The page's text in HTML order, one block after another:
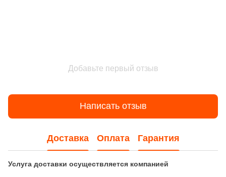
Добавьте первый отзыв
Написать отзыв
Доставка Оплата Гарантия
Услуга доставки осуществляется компанией